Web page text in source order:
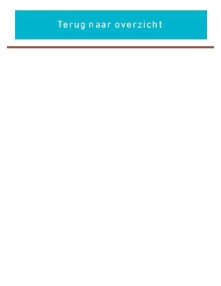
Terug naar overzicht